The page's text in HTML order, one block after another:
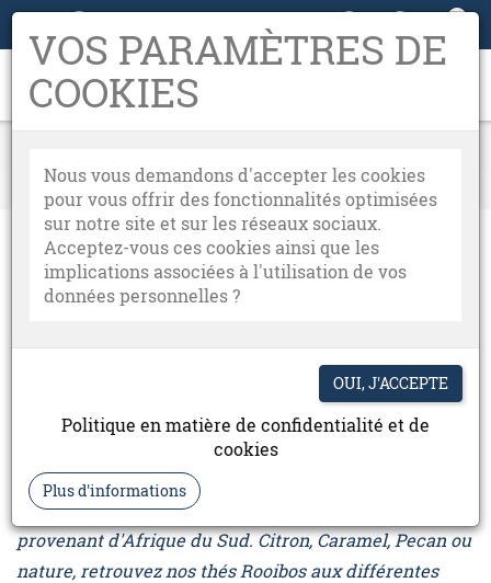
VOS PARAMÈTRES DE
COOKIES
Nous vous demandons d'accepter les cookies
pour vous offrir des fonctionnalités optimisées
sur notre site et sur les réseaux sociaux.
Acceptez-vous ces cookies ainsi que les
implications associées à l'utilisation de vos
données personnelles ?
Politique en matière de confidentialité et de
cookies
0
Accueil Infusion
Proche du thé mais naturellement sans théine.
Originaire d'Afrique du Sud, le rooibos est un petit
arbuste mesurant au maximun 1,5 m de haut.
Endémique à l'Afrique du Sud, sa cultrure se
concentre à 200 km au nord de la ville du Cap, dans la
région du Cedarberg. Des essais de culture du rooibos
ont été faits dans d'autres pays que l'Afrique du Sud,
aux climats similaires, sans succès.
Profitez des nombreux bienfaits du thé Rooibos
provenant d'Afrique du Sud. Citron, Caramel, Pecan ou
nature, retrouvez nos thés Rooibos aux différentes